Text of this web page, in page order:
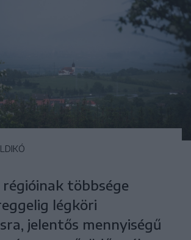
többsége
légköri
jelentős mennyiségű